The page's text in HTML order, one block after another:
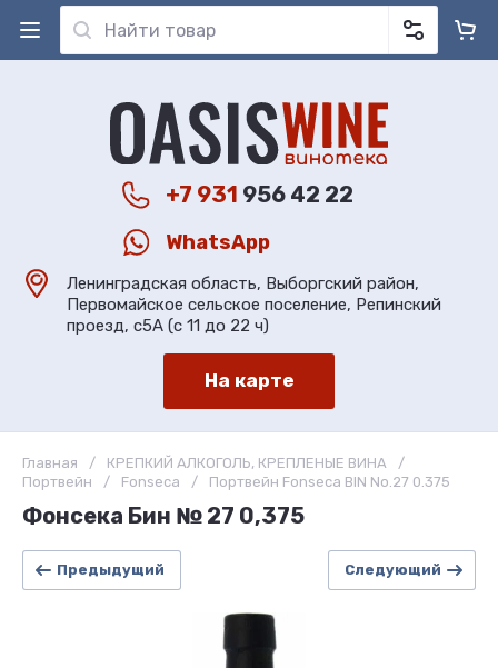
+7 931 956 42 22
WhatsApp
Ленинградская область, Выборгский район,
Первомайское сельское поселение, Репинский
проезд, с5А (с 11 до 22 ч)
На карте
Главная / КРЕПКИЙ АЛКОГОЛЬ, КРЕПЛЕНЫЕ ВИНА
/
Портвейн
/ Fonseca / Портвейн Fonseca BIN No.27 0.375
Фонсека Бин № 27 0,375
Предыдущий Следующий